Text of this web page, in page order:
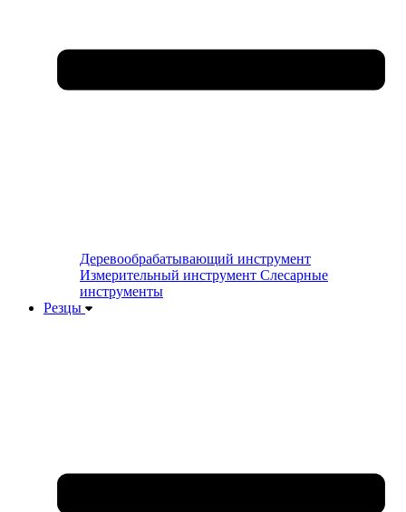
Деревообрабатывающий инструмент
Измерительный инструмент Слесарные
инструменты
Резцы